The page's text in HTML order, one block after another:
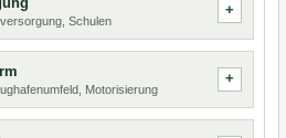
Schulen
Motorisierung